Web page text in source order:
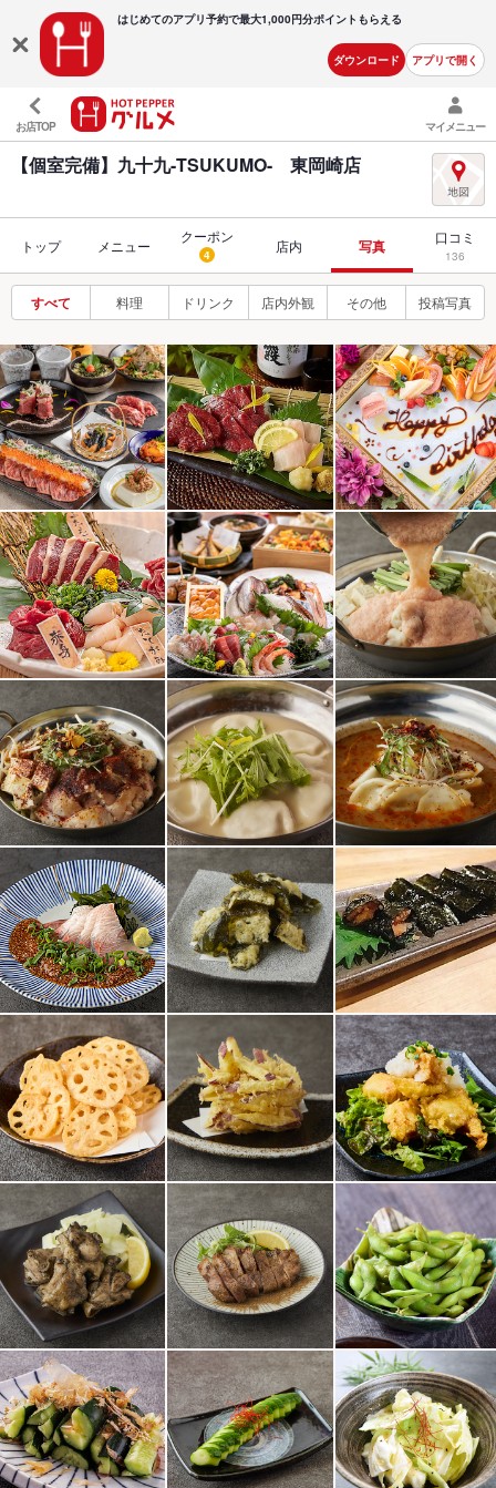
はじめてのアプリ予約で最大1,000円分ポイントもらえる
ダウンロード アプリで開く
お店TOP マイメニュー
【個室完備】九十九-TSUKUMO- 東岡崎店
トップ メニュー
クーポン
4 店内 写真 口コミ
136
すべて 料理 ドリンク 店内外観 その他 投稿写真